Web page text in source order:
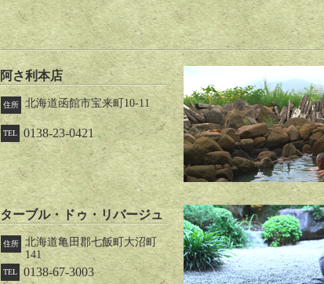
阿さ利本店
住所 北海道函館市宝来町10-11
TEL 0138-23-0421
ターブル・ドゥ・リバージュ
住所
北海道亀田郡七飯町大沼町
141
TEL 0138-67-3003